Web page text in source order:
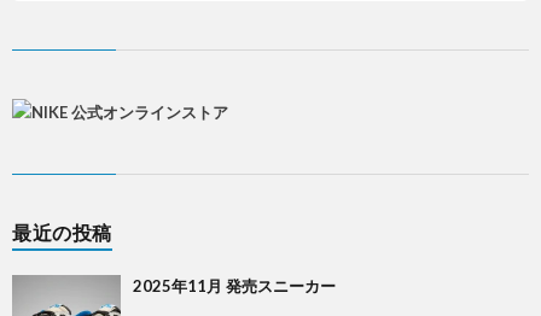
最近の投稿
2025年11月 発売スニーカー